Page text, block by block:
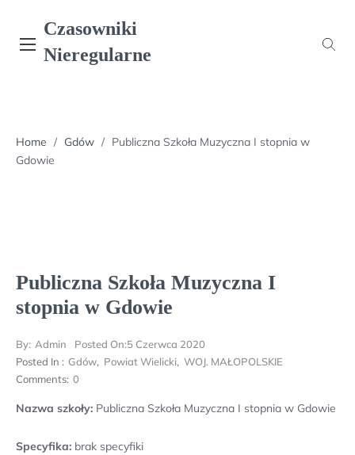
content
Czasowniki
Nieregularne
Home / Gdów / Publiczna Szkoła Muzyczna I stopnia w
Gdowie
Publiczna Szkoła Muzyczna I
stopnia w Gdowie
By: Admin Posted On:5 Czerwca 2020
Posted In : Gdów, Powiat Wielicki, WOJ. MAŁOPOLSKIE
Comments: 0
Nazwa szkoły: Publiczna Szkoła Muzyczna I stopnia w Gdowie
Specyfika: brak specyfiki